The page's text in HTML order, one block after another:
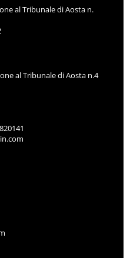
al Tribunale di Aosta n.
al Tribunale di Aosta n.4